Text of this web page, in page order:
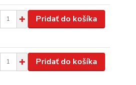
Pridať do košíka
Pridať do košíka